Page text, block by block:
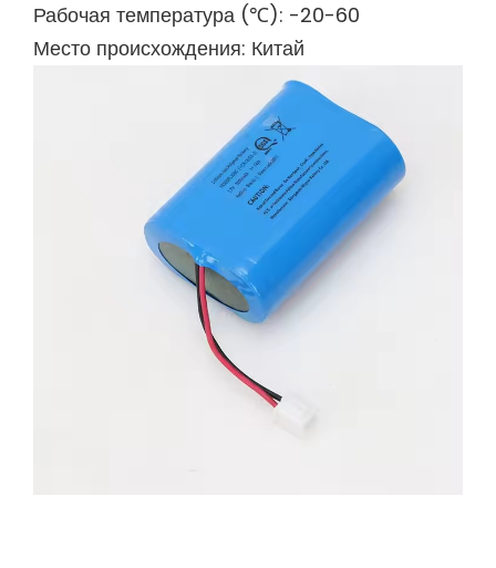
Рабочая температура (℃): -20-60
Место происхождения: Китай